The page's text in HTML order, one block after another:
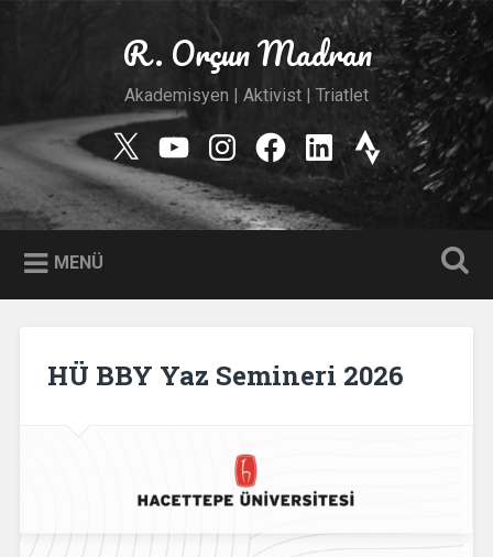
R. Orçun Madran
Akademisyen | Aktivist | Triatlet
TwitterYouTube
Instagram
Facebook
Linkedin
Strava
MENÜ
HÜ BBY Yaz Semineri 2026